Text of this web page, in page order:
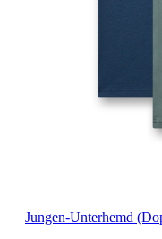
Jungen-Unterhemd